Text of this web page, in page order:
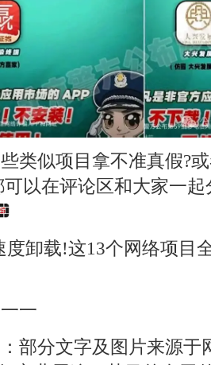
类似项目拿不准真假?
可以在评论区和大家一
度卸载!这13个网络项目
一
：部分文字及图片来源